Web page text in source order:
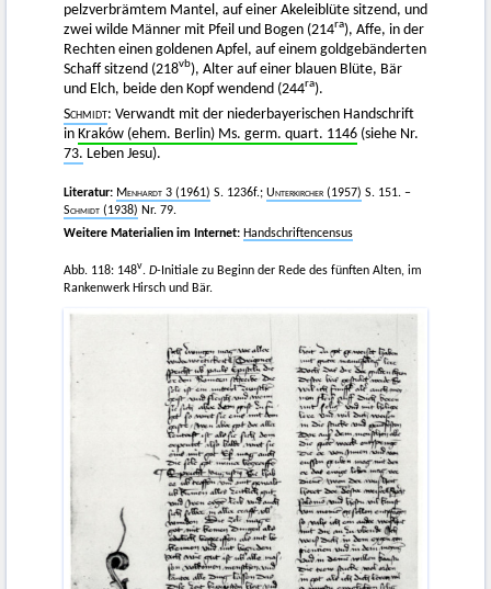
pelzverbrämtem Mantel, auf einer Akeleiblüte sitzend, und
zwei wilde Männer mit Pfeil und Bogen (214ra), Affe, in der
Rechten einen goldenen Apfel, auf einem goldgebänderten
Schaff sitzend (218vb), Alter auf einer blauen Blüte, Bär
und Elch, beide den Kopf wendend (244ra).
Schmidt: Verwandt mit der niederbayerischen Handschrift
in Kraków (ehem. Berlin) Ms. germ. quart. 1146 (siehe Nr.
73. Leben Jesu).
Literatur: Menhardt 3 (1961) S. 1236f.; Unterkircher (1957) S. 151. –
Schmidt (1938) Nr. 79.
Weitere Materialien im Internet: Handschriftencensus
Abb. 118: 148v. D-Initiale zu Beginn der Rede des fünften Alten, im
Rankenwerk Hirsch und Bär.